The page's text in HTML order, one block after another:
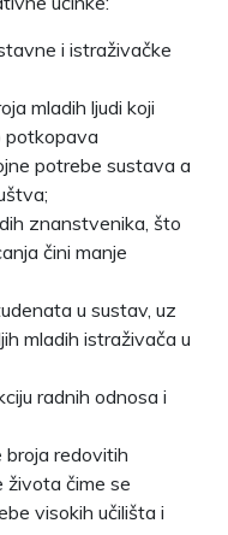
i istraživačke
mladih ljudi koji
potkopava
potrebe sustava a
znanstvenika, što
čini manje
u sustav, uz
mladih istraživača u
radnih odnosa i
broja redovitih
života čime se
visokih učilišta i